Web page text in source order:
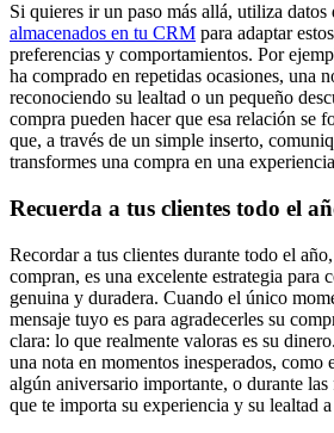
Si quieres ir un paso más allá, utiliza datos
almacenados en tu CRM para adaptar
preferencias y comportamientos. Por
ha comprado en repetidas ocasiones, una
reconociendo su lealtad o un pequeño
compra pueden hacer que esa relación se
que, a través de un simple inserto,
transformes una compra en una
Recuerda a tus clientes todo el
Recordar a tus clientes durante todo el
compran, es una excelente estrategia para
genuina y duradera. Cuando el único
mensaje tuyo es para agradecerles su
clara: lo que realmente valoras es su
una nota en momentos inesperados, como
algún aniversario importante, o durante las
que te importa su experiencia y su lealtad